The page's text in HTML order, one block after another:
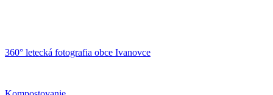
360° letecká fotografia obce Ivanovce